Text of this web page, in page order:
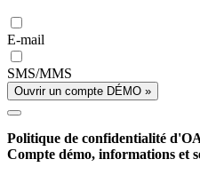
E-mail
SMS/MMS
Ouvrir un compte DÉMO »
Politique de confidentialité
Compte démo, informations et